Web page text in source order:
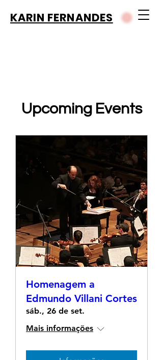
KARIN FERNANDES
Upcoming Events
Homenagem a
Edmundo Villani Cortes
sáb., 26 de set.
Mais informações